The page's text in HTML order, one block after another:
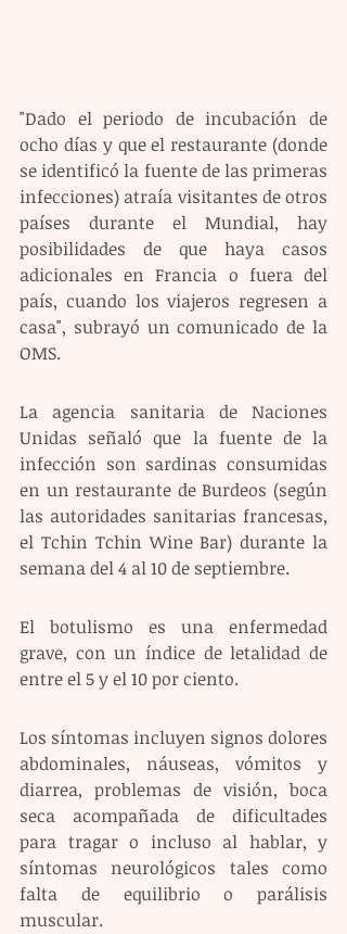
"Dado el periodo de incubación de
ocho días y que el restaurante (donde
se identificó la fuente de las primeras
infecciones) atraía visitantes de otros
países durante el Mundial, hay
posibilidades de que haya casos
adicionales en Francia o fuera del
país, cuando los viajeros regresen a
casa", subrayó un comunicado de la
OMS.
La agencia sanitaria de Naciones
Unidas señaló que la fuente de la
infección son sardinas consumidas
en un restaurante de Burdeos (según
las autoridades sanitarias francesas,
el Tchin Tchin Wine Bar) durante la
semana del 4 al 10 de septiembre.
El botulismo es una enfermedad
grave, con un índice de letalidad de
entre el 5 y el 10 por ciento.
Los síntomas incluyen signos dolores
abdominales, náuseas, vómitos y
diarrea, problemas de visión, boca
seca acompañada de dificultades
para tragar o incluso al hablar, y
síntomas neurológicos tales como
falta de equilibrio o parálisis
muscular.